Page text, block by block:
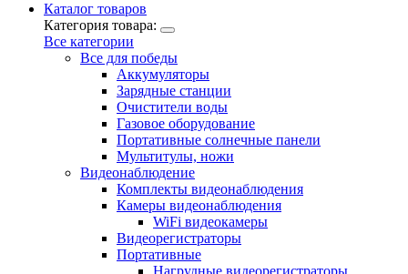
Каталог товаров
Категория товара:
Все категории
Все для победы
Аккумуляторы
Зарядные станции
Очистители воды
Газовое оборудование
Портативные солнечные панели
Мультитулы, ножи
Видеонаблюдение
Комплекты видеонаблюдения
Камеры видеонаблюдения
WiFi видеокамеры
Видеорегистраторы
Портативные
Нагрудные видеорегистраторы